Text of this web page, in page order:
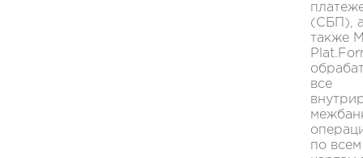
(СБП),
также
все
по всем